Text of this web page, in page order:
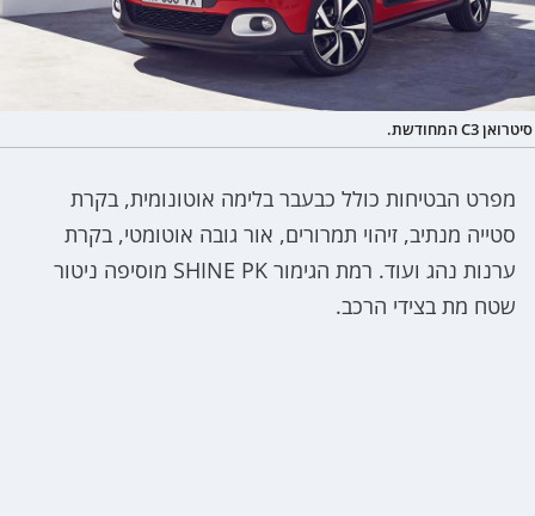
סיטרואן C3 המחודשת.
מפרט הבטיחות כולל כבעבר בלימה אוטונומית, בקרת
סטייה מנתיב, זיהוי תמרורים, אור גובה אוטומטי, בקרת
ערנות נהג ועוד. רמת הגימור SHINE PK מוסיפה ניטור
שטח מת בצידי הרכב.